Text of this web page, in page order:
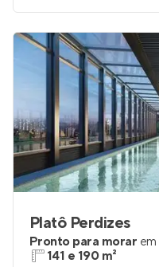
Platô Perdizes
Pronto para morar em
141 e 190 m²